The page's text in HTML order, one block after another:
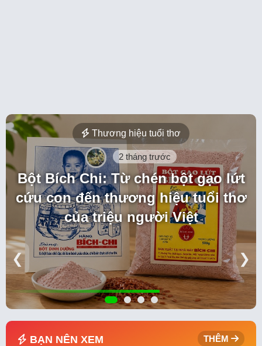
Thương hiệu tuổi thơ
2 tháng trước
Bột Bích Chi: Từ chén bột gạo lứt
cứu con đến thương hiệu tuổi thơ
của triệu người Việt
❮ ❯
BẠN NÊN XEM THÊM